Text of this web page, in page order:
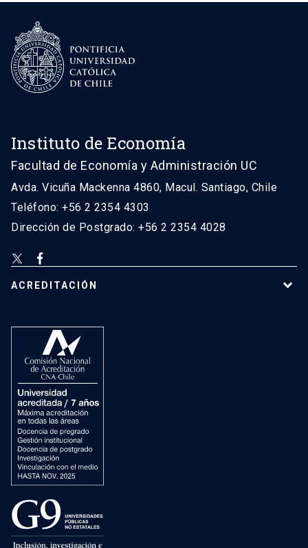
Instituto de Economía
Facultad de Economía y Administración UC
Avda. Vicuña Mackenna 4860, Macul. Santiago, Chile
Teléfono: +56 2 2354 4303
Dirección de Postgrado: +56 2 2354 4028
ACREDITACIÓN